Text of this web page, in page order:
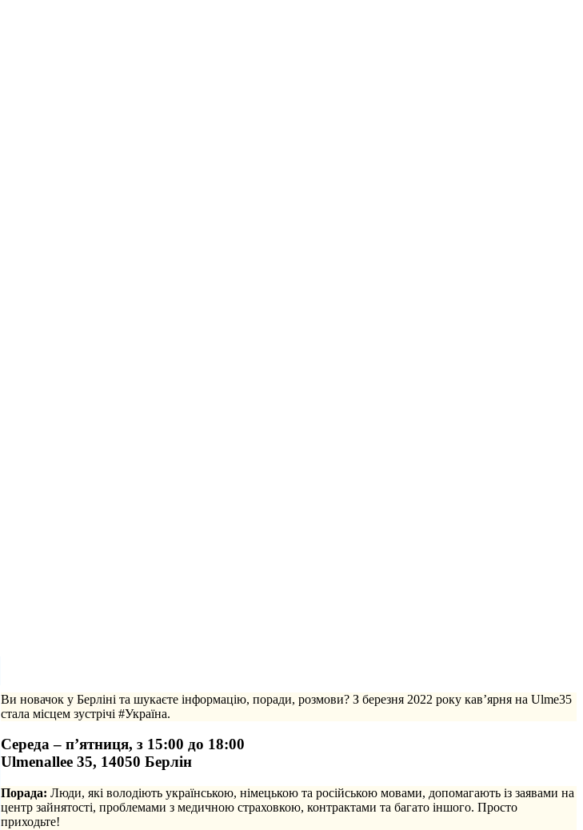
Ви новачок у Берліні та шукаєте інформацію, поради, розмови? З березня 2022 року кав’ярня на Ulme35
стала місцем зустрічі #Україна.
Середа – п’ятниця, з 15:00 до 18:00
Ulmenallee 35, 14050 Берлін
Порада: Люди, які володіють українською, німецькою та російською мовами, допомагають із заявами на
центр зайнятості, проблемами з медичною страховкою, контрактами та багато іншого. Просто
приходьте!